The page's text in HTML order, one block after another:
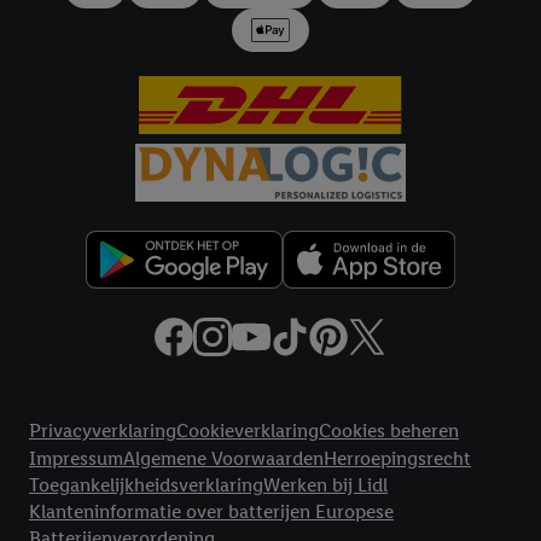
PrivacyverklaringCookieverklaringCookies beheren
ImpressumAlgemene VoorwaardenHerroepingsrecht
ToegankelijkheidsverklaringWerken bij Lidl
Klanteninformatie over batterijen Europese
door Criteo S.A. aan jou zijn toegewezen.
advertenties worden weergegeven voor producten waarin je
eerder interesse hebt getoond (bijvoorbeeld door het product
in een winkelmandje van een online winkel te plaatsen maar het
niet te kopen). De retargeting advertenties kunnen op
verschillende eindapparaten en binnen verschillende Lidl-
diensten worden weergegeven, als verschillende eindapparaten
en Lidl-diensten, met behulp van jouw gehashte e-mailadres en
met eventuele andere identifiers of met identifiers waarover
Criteo S.A. beschikt, aan jou kunnen worden toegewezen.
Onder "Aanpassen" kun je aangeven met welke cookies en
gegevensverwerking.
Door te klikken op "Weigeren", kies je voor de optie dat er enkel
technisch noodzakelijke cookies en vergelijkbare technieken
worden gebruikt.